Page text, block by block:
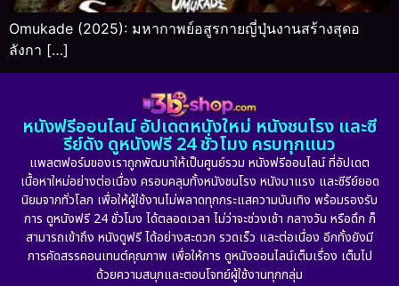
Omukade (2025): มหากาพย์อสูรกายญี่ปุ่นงานสร้างสุดอ
ลังกา […]
หนังฟรีออนไลน์ อัปเดตหนังใหม่ หนังชนโรง และซี
รีย์ดัง ดูหนังฟรี 24 ชั่วโมง ครบทุกแนว
แพลตฟอร์มของเราถูกพัฒนาให้เป็นศูนย์รวม หนังฟรีออนไลน์ ที่อัปเดต
เนื้อหาใหม่อย่างต่อเนื่อง ครอบคลุมทั้งหนังชนโรง หนังมาแรง และซีรีย์ยอด
นิยมจากทั่วโลก เพื่อให้ผู้ใช้งานไม่พลาดทุกกระแสความบันเทิง พร้อมรองรับ
การ ดูหนังฟรี 24 ชั่วโมง ได้ตลอดเวลา ไม่ว่าจะช่วงเช้า กลางวัน หรือดึก ก็
สามารถเข้าถึง หนังดูฟรี ได้อย่างสะดวก รวดเร็ว และต่อเนื่อง อีกทั้งยังมี
การคัดสรรคอนเทนต์คุณภาพ เพื่อให้การ ดูหนังออนไลน์เต็มเรื่อง เต็มไป
ด้วยความสนุกและตอบโจทย์ผู้ใช้งานทุกกลุ่ม